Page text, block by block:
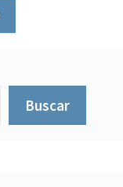
Buscar